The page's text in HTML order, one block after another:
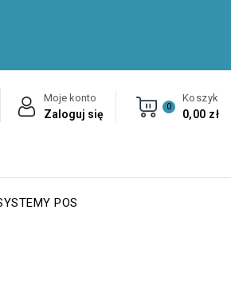
0
Koszyk
0,00 zł
Moje konto
Zaloguj się
POS